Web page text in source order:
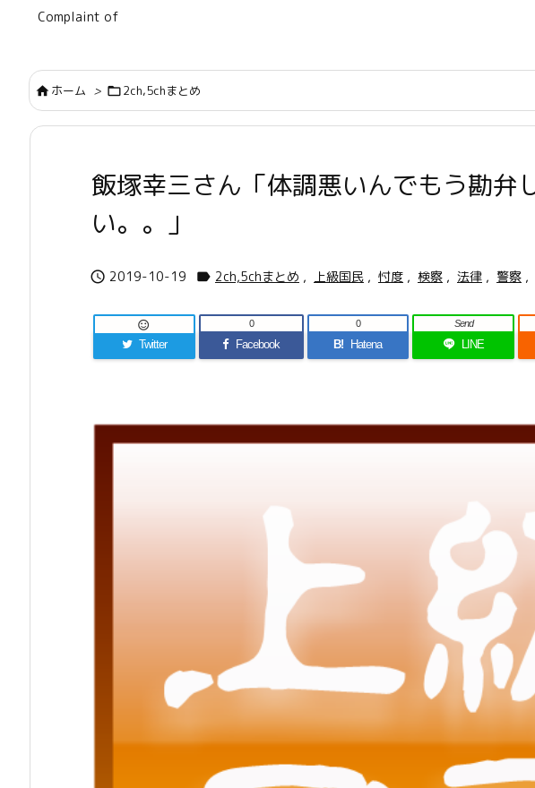
Complaint of
ホーム > 2ch,5chまとめ
飯塚幸三さん「体調悪いんでもう勘弁
い。。」
 2019-10-19  2ch,5chまとめ , 上級国民 , 忖度 , 検察 , 法律 , 警察 ,
Twitter

Facebook
0
B! Hatena
0
LINE
Send